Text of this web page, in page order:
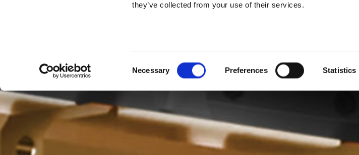
they’ve collected from your use of their services.
Necessary Preferences Statistics